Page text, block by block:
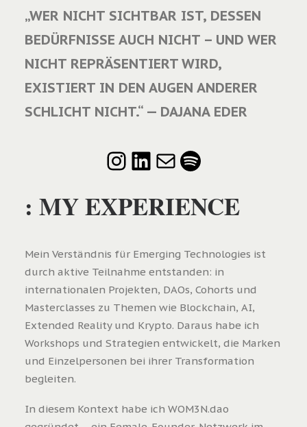
„WER NICHT SICHTBAR IST, DESSEN
BEDÜRFNISSE AUCH NICHT – UND WER
NICHT REPRÄSENTIERT WIRD,
EXISTIERT IN DEN AUGEN ANDERER
SCHLICHT NICHT.“ — DAJANA EDER
Instagram
LinkedIn
E-MailSpotify
: MY EXPERIENCE
Mein Verständnis für Emerging Technologies ist
durch aktive Teilnahme entstanden: in
internationalen Projekten, DAOs, Cohorts und
Masterclasses zu Themen wie Blockchain, AI,
Extended Reality und Krypto. Daraus habe ich
Workshops und Strategien entwickelt, die Marken
und Einzelpersonen bei ihrer Transformation
begleiten.
In diesem Kontext habe ich WOM3N.dao